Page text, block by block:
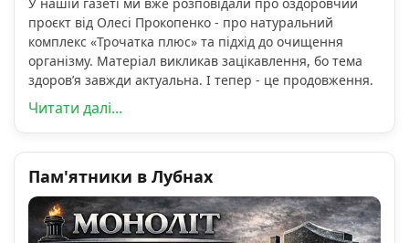
проєкт від Олесі Прокопенко - про натуральний
комплекс «Трочатка плюс» та підхід до очищення
організму. Матеріал викликав зацікавлення, бо тема
здоров’я завжди актуальна. І тепер - це продовження.
Читати далі...
Пам'ятники в Лубнах